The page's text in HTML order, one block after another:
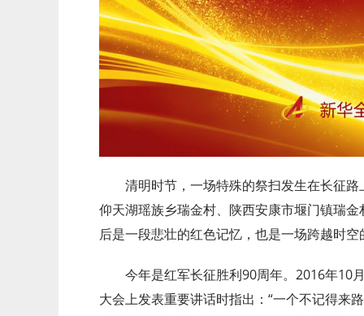
清明时节，一场特殊的祭扫发生在长征
仰天湖瑶族乡瑞金村、陕西安康市堰门镇瑞
后是一段悲壮的红色记忆，也是一场跨越时
今年是红军长征胜利90周年。2016年10
大会上发表重要讲话时指出：“一个不记得来